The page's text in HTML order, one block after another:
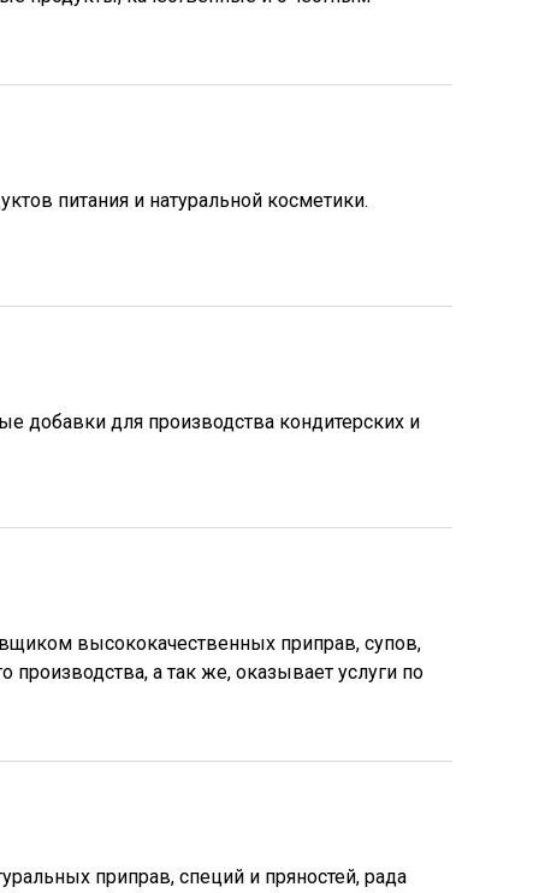
питания и натуральной косметики.
добавки для производства кондитерских и
высококачественных приправ, супов,
производства, а так же, оказывает услуги по
приправ, специй и пряностей, рада